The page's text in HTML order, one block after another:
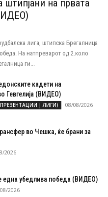
штипјани на првата
лига, штипска Брегалница
На натпреварот од 2.коло
ги...
кадети на
Гевгелија (ВИДЕО)
| ЛИГИ) 08/08/2026
во Чешка, ќе брани за
2026
една убедлива победа (ВИДЕО)
2026